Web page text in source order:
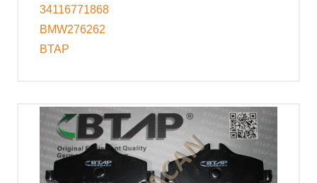
34116771868
BMW276262
BTAP